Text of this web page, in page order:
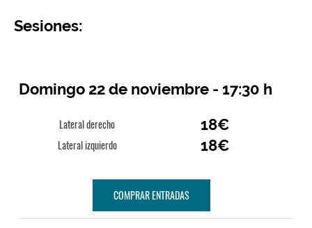
Sesiones:
Domingo 22 de noviembre - 17:30 h
Lateral derecho 18€
Lateral izquierdo 18€
COMPRAR ENTRADAS